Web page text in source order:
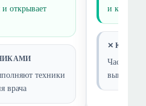
открывает
техники
врача
и
✕
Часто